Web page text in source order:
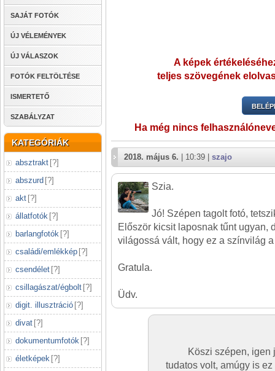
SAJÁT FOTÓK
ÚJ VÉLEMÉNYEK
ÚJ VÁLASZOK
FOTÓK FELTÖLTÉSE
ISMERTETŐ
SZABÁLYZAT
KATEGÓRIÁK
absztrakt [?]
abszurd [?]
akt [?]
állatfotók [?]
barlangfotók [?]
családi/emlékkép [?]
csendélet [?]
csillagászat/égbolt [?]
digit. illusztráció [?]
divat [?]
dokumentumfotók [?]
életképek [?]
A képek
teljes szövegének
Ha még nincs
2018. május 6. | 10:39 | szajo
Szia.
Jó! Szépen tagolt fotó,
Először kicsit laposnak tűnt ugyan,
világossá vált, hogy ez a színvilág
Gratula.
Üdv.
Köszi szépen, igen
tudatos volt, amúgy is